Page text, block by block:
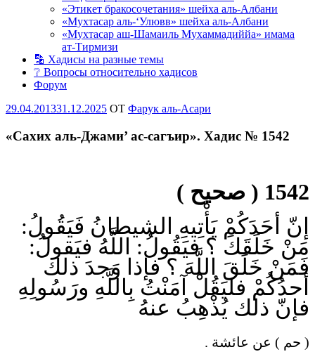
«Этикет бракосочетания» шейха аль-Албани
«Мухтасар аль-‘Улювв» шейха аль-Албани
«Мухтасар аш-Шамаиль Мухаммадиййа» имама
ат-Тирмизи
🔡 Хадисы на разные темы
❔ Вопросы относительно хадисов
Форум
Опубликовано
29.04.201331.12.2025 OT Фарук аль-Асари
«Сахих аль-Джами’ ас-сагъир». Хадис № 1542
1542 ( صحيح )
إنّ أحَدَكُمْ يَأْتِيهِ الشيطانُ فَيَقُولُ:
مَنْ خَلَقَكَ ؟ فيَقُولُ: اللَّهُ فيَقولُ:
فَمَنْ خَلَقَ اللَّهَ ؟ فإذا وَجدَ ذلك
أحدُكُمْ فليَقُلْ آمَنْتُ بِاللَّهِ ورَسُولِهِ
فإنّ ذلك يُذْهِبُ عنهُ
( حم ) عن عائشة .